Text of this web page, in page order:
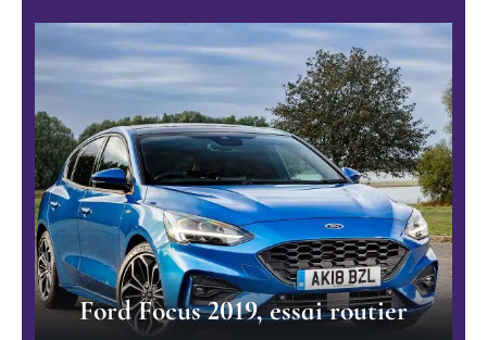
Ford Focus 2019, essai routier